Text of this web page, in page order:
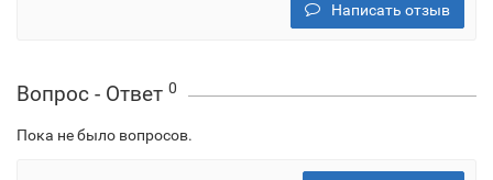
Написать отзыв
Вопрос - Ответ 0
Пока не было вопросов.